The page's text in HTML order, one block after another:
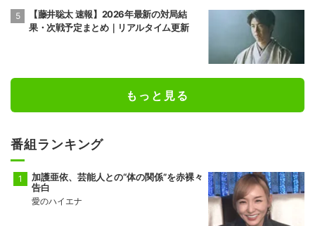
【藤井聡太 速報】2026年最新の対局結
果・次戦予定まとめ｜リアルタイム更新
もっと見る
番組ランキング
加護亜依、芸能人との“体の関係”を赤裸々
告白
愛のハイエナ